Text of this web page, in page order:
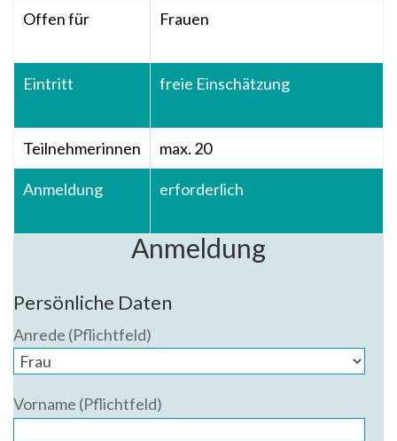
Offen für Frauen
Eintritt freie Einschätzung
Teilnehmerinnen max. 20
Anmeldung erforderlich
Anmeldung
Persönliche Daten
Anrede (Pflichtfeld)
Vorname (Pflichtfeld)